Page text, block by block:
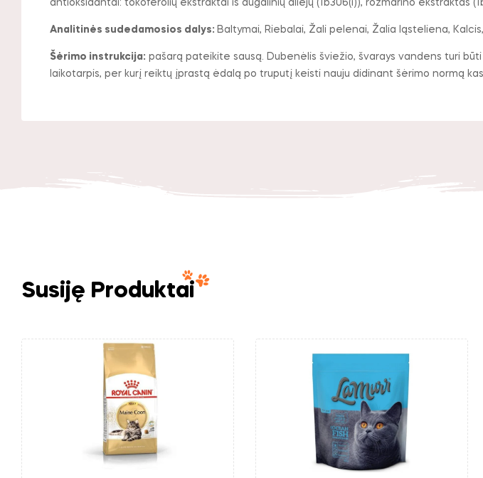
antioksidantai: tokoferolių ekstraktai iš augalinių aliejų (1b306(i)), rozmarino ekstraktas
Analitinės sudedamosios dalys: Baltymai, Riebalai, Žali pelenai, Žalia ląsteliena,
Šėrimo instrukcija: pašarą pateikite sausą. Dubenėlis šviežio, švarays vandens turi
laikotarpis, per kurį reiktų įprastą ėdalą po truputį keisti nauju didinant šėrimo normą
Susiję Produktai